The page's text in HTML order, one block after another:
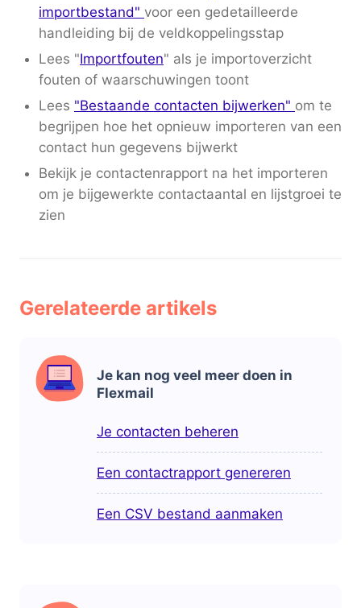
importbestand" voor een gedetailleerde
handleiding bij de veldkoppelingsstap
Lees "Importfouten" als je importoverzicht
fouten of waarschuwingen toont
Lees "Bestaande contacten bijwerken" om te
begrijpen hoe het opnieuw importeren van een
contact hun gegevens bijwerkt
Bekijk je contactenrapport na het importeren
om je bijgewerkte contactaantal en lijstgroei te
zien
Gerelateerde artikels
Je kan nog veel meer doen in
Flexmail
Je contacten beheren
Een contactrapport genereren
Een CSV bestand aanmaken